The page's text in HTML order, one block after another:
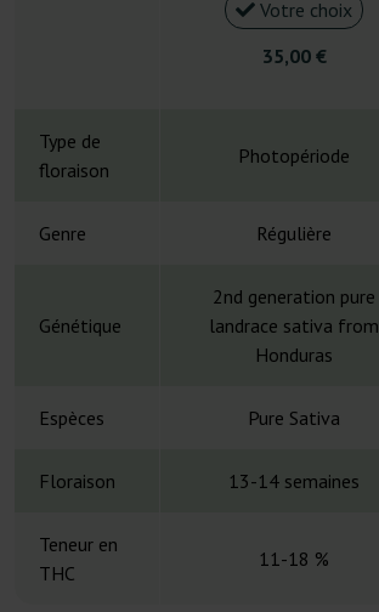
Votre choix
35,00 €
Type de
floraison
Photopériode
Genre Régulière
Génétique
2nd generation pure
landrace sativa from
Honduras
Espèces Pure Sativa
Floraison 13-14 semaines
Teneur en
THC
11-18 %